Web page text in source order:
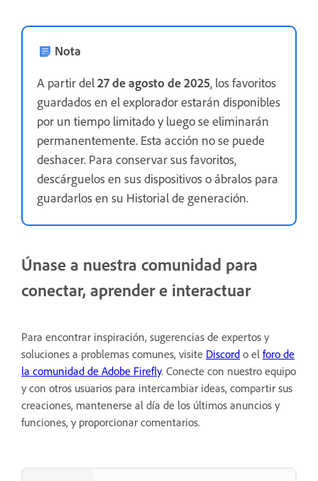
Nota
A partir del27 de agosto de 2025, los favoritos
guardados en el explorador estarán disponibles
por un tiempo limitado y luego se eliminarán
permanentemente. Esta acción no se puede
deshacer. Para conservar sus favoritos,
descárguelos en sus dispositivos o ábralos para
guardarlos en su Historial de generación.
Únase a nuestra comunidad para
conectar, aprender e interactuar
Para encontrar inspiración, sugerencias de expertos y
soluciones a problemas comunes, visite Discord o el foro de
la comunidad de Adobe Firefly. Conecte con nuestro equipo
y con otros usuarios para intercambiar ideas, compartir sus
creaciones, mantenerse al día de los últimos anuncios y
funciones, y proporcionar comentarios.